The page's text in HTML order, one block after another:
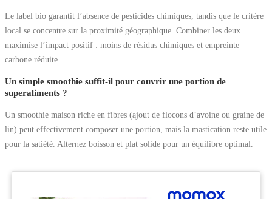
Le label bio garantit l’absence de pesticides chimiques, tandis que le critère
local se concentre sur la proximité géographique. Combiner les deux
maximise l’impact positif : moins de résidus chimiques et empreinte
carbone réduite.
Un simple smoothie suffit-il pour couvrir une portion de
superaliments ?
Un smoothie maison riche en fibres (ajout de flocons d’avoine ou graine de
lin) peut effectivement composer une portion, mais la mastication reste utile
pour la satiété. Alternez boisson et plat solide pour un équilibre optimal.